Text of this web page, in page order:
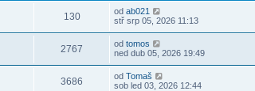
130 od ab021
stř srp 05, 2026 11:13
2767 od tomos
ned dub 05, 2026 19:49
3686 od Tomaš
sob led 03, 2026 12:44